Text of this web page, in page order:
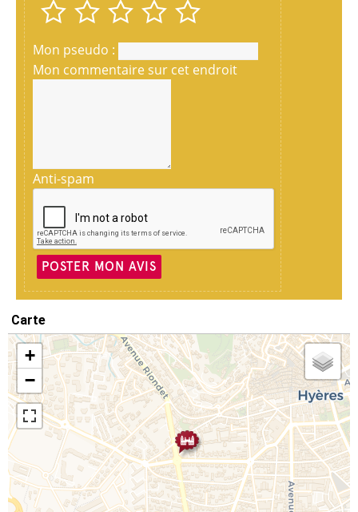
Mon pseudo :
Mon commentaire sur cet endroit
Anti-spam
POSTER MON AVIS
Carte
+
−